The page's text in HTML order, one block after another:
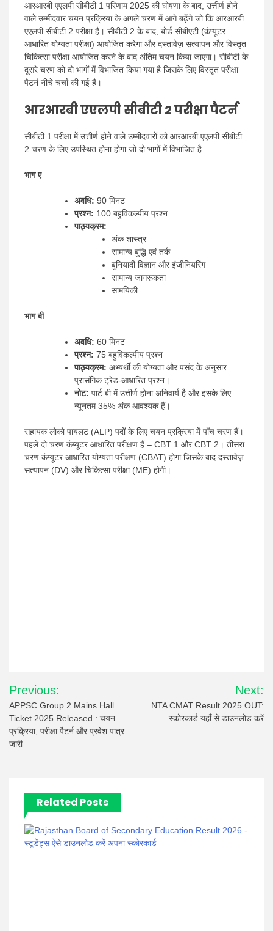
आरआरबी एएलपी सीबीटी 1 परिणाम 2025 की घोषणा के बाद, उत्तीर्ण होने
वाले उम्मीदवार चयन प्रक्रिया के अगले चरण में आगे बढ़ेंगे जो कि आरआरबी
एएलपी सीबीटी 2 परीक्षा है। सीबीटी 2 के बाद, बोर्ड सीबीएटी (कंप्यूटर
आधारित योग्यता परीक्षा) आयोजित करेगा और दस्तावेज़ सत्यापन और विस्तृत
चिकित्सा परीक्षा आयोजित करने के बाद अंतिम चयन किया जाएगा। सीबीटी के
दूसरे चरण को दो भागों में विभाजित किया गया है जिसके लिए विस्तृत परीक्षा
पैटर्न नीचे चर्चा की गई है।
आरआरबी एएलपी सीबीटी 2 परीक्षा पैटर्न
सीबीटी 1 परीक्षा में उत्तीर्ण होने वाले उम्मीदवारों को आरआरबी एएलपी सीबीटी
2 चरण के लिए उपस्थित होना होगा जो दो भागों में विभाजित है
भाग ए
अवधि: 90 मिनट
प्रश्न: 100 बहुविकल्पीय प्रश्न
पाठ्यक्रम:
अंक शास्त्र
सामान्य बुद्धि एवं तर्क
बुनियादी विज्ञान और इंजीनियरिंग
सामान्य जागरूकता
सामयिकी
भाग बी
अवधि: 60 मिनट
प्रश्न: 75 बहुविकल्पीय प्रश्न
पाठ्यक्रम: अभ्यर्थी की योग्यता और पसंद के अनुसार
प्रासंगिक ट्रेड-आधारित प्रश्न।
नोट: पार्ट बी में उत्तीर्ण होना अनिवार्य है और इसके लिए
न्यूनतम 35% अंक आवश्यक हैं।
सहायक लोको पायलट (ALP) पदों के लिए चयन प्रक्रिया में पाँच चरण हैं।
पहले दो चरण कंप्यूटर आधारित परीक्षण हैं – CBT 1 और CBT 2। तीसरा
चरण कंप्यूटर आधारित योग्यता परीक्षण (CBAT) होगा जिसके बाद दस्तावेज़
सत्यापन (DV) और चिकित्सा परीक्षा (ME) होगी।
Post
navigation
Previous:
APPSC Group 2 Mains Hall
Ticket 2025 Released : चयन
प्रक्रिया, परीक्षा पैटर्न और प्रवेश पात्र
जारी
Next:
NTA CMAT Result 2025 OUT:
स्कोरकार्ड यहाँ से डाउनलोड करें
Related Posts